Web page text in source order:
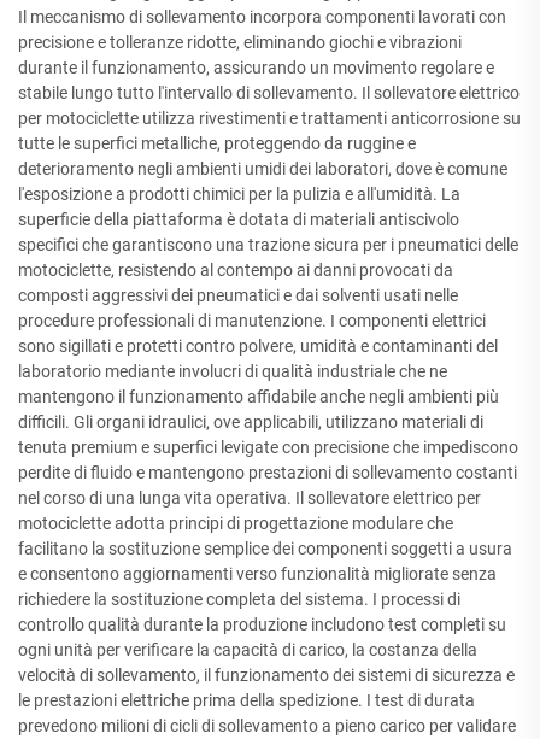
Il meccanismo di sollevamento incorpora componenti lavorati con
precisione e tolleranze ridotte, eliminando giochi e vibrazioni
durante il funzionamento, assicurando un movimento regolare e
stabile lungo tutto l'intervallo di sollevamento. Il sollevatore elettrico
per motociclette utilizza rivestimenti e trattamenti anticorrosione su
tutte le superfici metalliche, proteggendo da ruggine e
deterioramento negli ambienti umidi dei laboratori, dove è comune
l'esposizione a prodotti chimici per la pulizia e all'umidità. La
superficie della piattaforma è dotata di materiali antiscivolo
specifici che garantiscono una trazione sicura per i pneumatici delle
motociclette, resistendo al contempo ai danni provocati da
composti aggressivi dei pneumatici e dai solventi usati nelle
procedure professionali di manutenzione. I componenti elettrici
sono sigillati e protetti contro polvere, umidità e contaminanti del
laboratorio mediante involucri di qualità industriale che ne
mantengono il funzionamento affidabile anche negli ambienti più
difficili. Gli organi idraulici, ove applicabili, utilizzano materiali di
tenuta premium e superfici levigate con precisione che impediscono
perdite di fluido e mantengono prestazioni di sollevamento costanti
nel corso di una lunga vita operativa. Il sollevatore elettrico per
motociclette adotta principi di progettazione modulare che
facilitano la sostituzione semplice dei componenti soggetti a usura
e consentono aggiornamenti verso funzionalità migliorate senza
richiedere la sostituzione completa del sistema. I processi di
controllo qualità durante la produzione includono test completi su
ogni unità per verificare la capacità di carico, la costanza della
velocità di sollevamento, il funzionamento dei sistemi di sicurezza e
le prestazioni elettriche prima della spedizione. I test di durata
prevedono milioni di cicli di sollevamento a pieno carico per validare